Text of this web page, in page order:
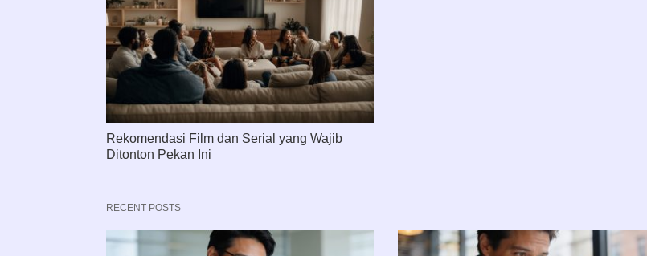
Rekomendasi Film dan Serial yang Wajib
Ditonton Pekan Ini
RECENT POSTS